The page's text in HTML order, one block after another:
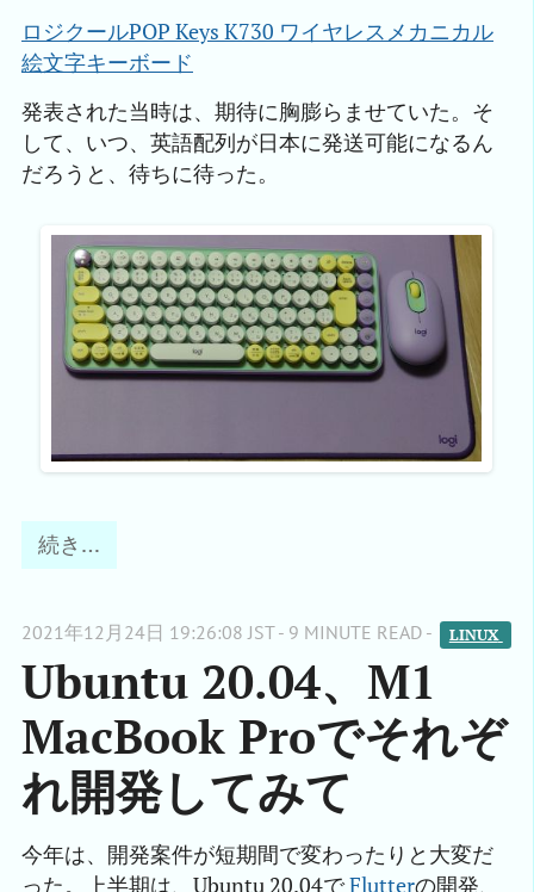
ロジクールPOP Keys K730 ワイヤレスメカニカル
絵文字キーボード
発表された当時は、期待に胸膨らませていた。そ
して、いつ、英語配列が日本に発送可能になるん
だろうと、待ちに待った。
続き…
2021年12月24日 19:26:08 JST - 9 MINUTE READ - LINUX
Ubuntu 20.04、M1
MacBook Proでそれぞ
れ開発してみて
今年は、開発案件が短期間で変わったりと大変だ
った。上半期は、Ubuntu 20.04でFlutterの開発、